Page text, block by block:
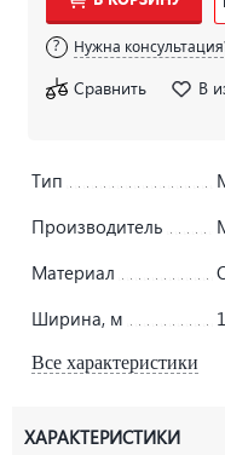
Нужна
Сравнить В
Тип
Производитель
Материал
Ширина, м
Все характеристики
ХАРАКТЕРИСТИКИ